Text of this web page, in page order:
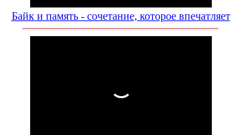
Байк и память - сочетание, которое впечатляет